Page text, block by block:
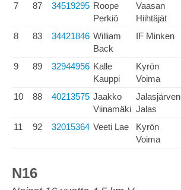
7 87 34519295 Roope
Perkiö
Vaasan
Hiihtäjät
8 83 34421846 William
Back
IF Minken
9 89 32944956 Kalle
Kauppi
Kyrön
Voima
10 88 40213575 Jaakko
Viinamäki
Jalasjärven
Jalas
11 92 32015364 Veeti Lae
Kyrön
Voima
N16